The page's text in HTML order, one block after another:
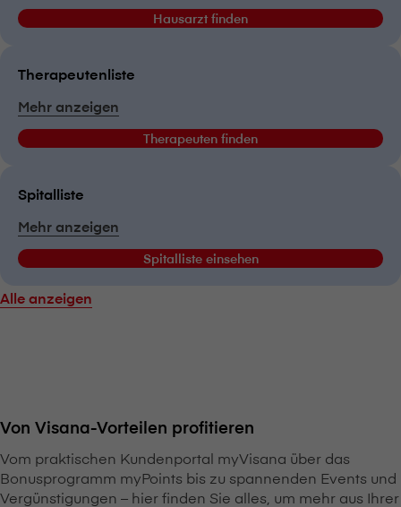
Hausarzt finden
Therapeutenliste
Mehr anzeigen
Therapeuten finden
Spitalliste
Mehr anzeigen
Spitalliste einsehen
Alle anzeigen
Von V⁠i⁠s⁠a⁠n⁠a-Vorteilen profitieren
Vom praktischen Kundenportal myVisana über das
Bonusprogramm myPoints bis zu spannenden Events und
Vergünstigungen – hier finden Sie alles, um mehr aus Ihrer